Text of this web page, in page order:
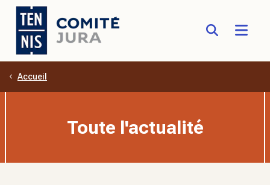
Aller au contenu principal
Accueil
Toute l'actualité